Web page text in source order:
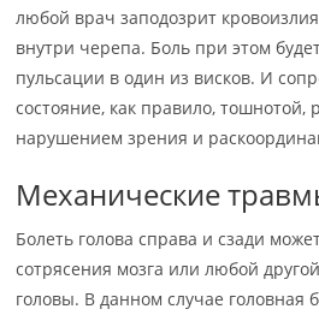
любой врач заподозрит
внутри черепа. Боль при этом
пульсации в один из висков. И
состояние, как правило, тошнотой,
нарушением зрения и
Механические
Болеть голова справа и сзади
сотрясения мозга или любой
головы. В данном случае головная